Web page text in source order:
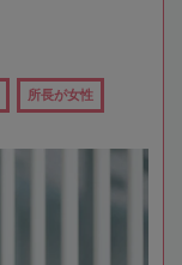
所長が女性